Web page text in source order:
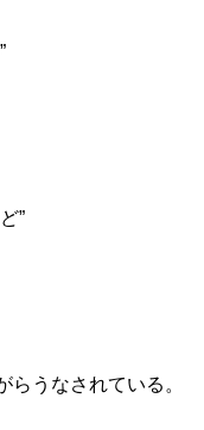
”
うなされている。